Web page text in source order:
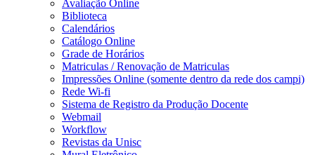
Avaliação Online
Biblioteca
Calendários
Catálogo Online
Grade de Horários
Matriculas / Renovação de Matriculas
Impressões Online (somente dentro da rede dos campi)
Rede Wi-fi
Sistema de Registro da Produção Docente
Webmail
Workflow
Revistas da Unisc